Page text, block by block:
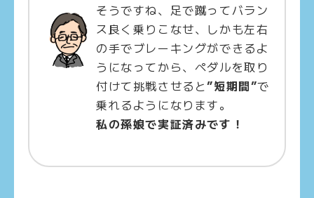
そうですね、足で蹴ってバラン
ス良く乗りこなせ、しかも左右
の手でブレーキングができるよ
うになってから、ペダルを取り
付けて挑戦させると”短期間”で
乗れるようになります。
私の孫娘で実証済みです！